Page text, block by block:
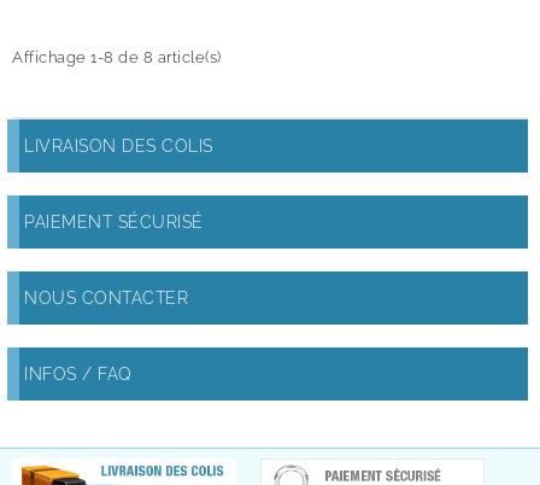
Affichage 1-8 de 8 article(s)
LIVRAISON DES COLIS
PAIEMENT SÉCURISÉ
NOUS CONTACTER
INFOS / FAQ